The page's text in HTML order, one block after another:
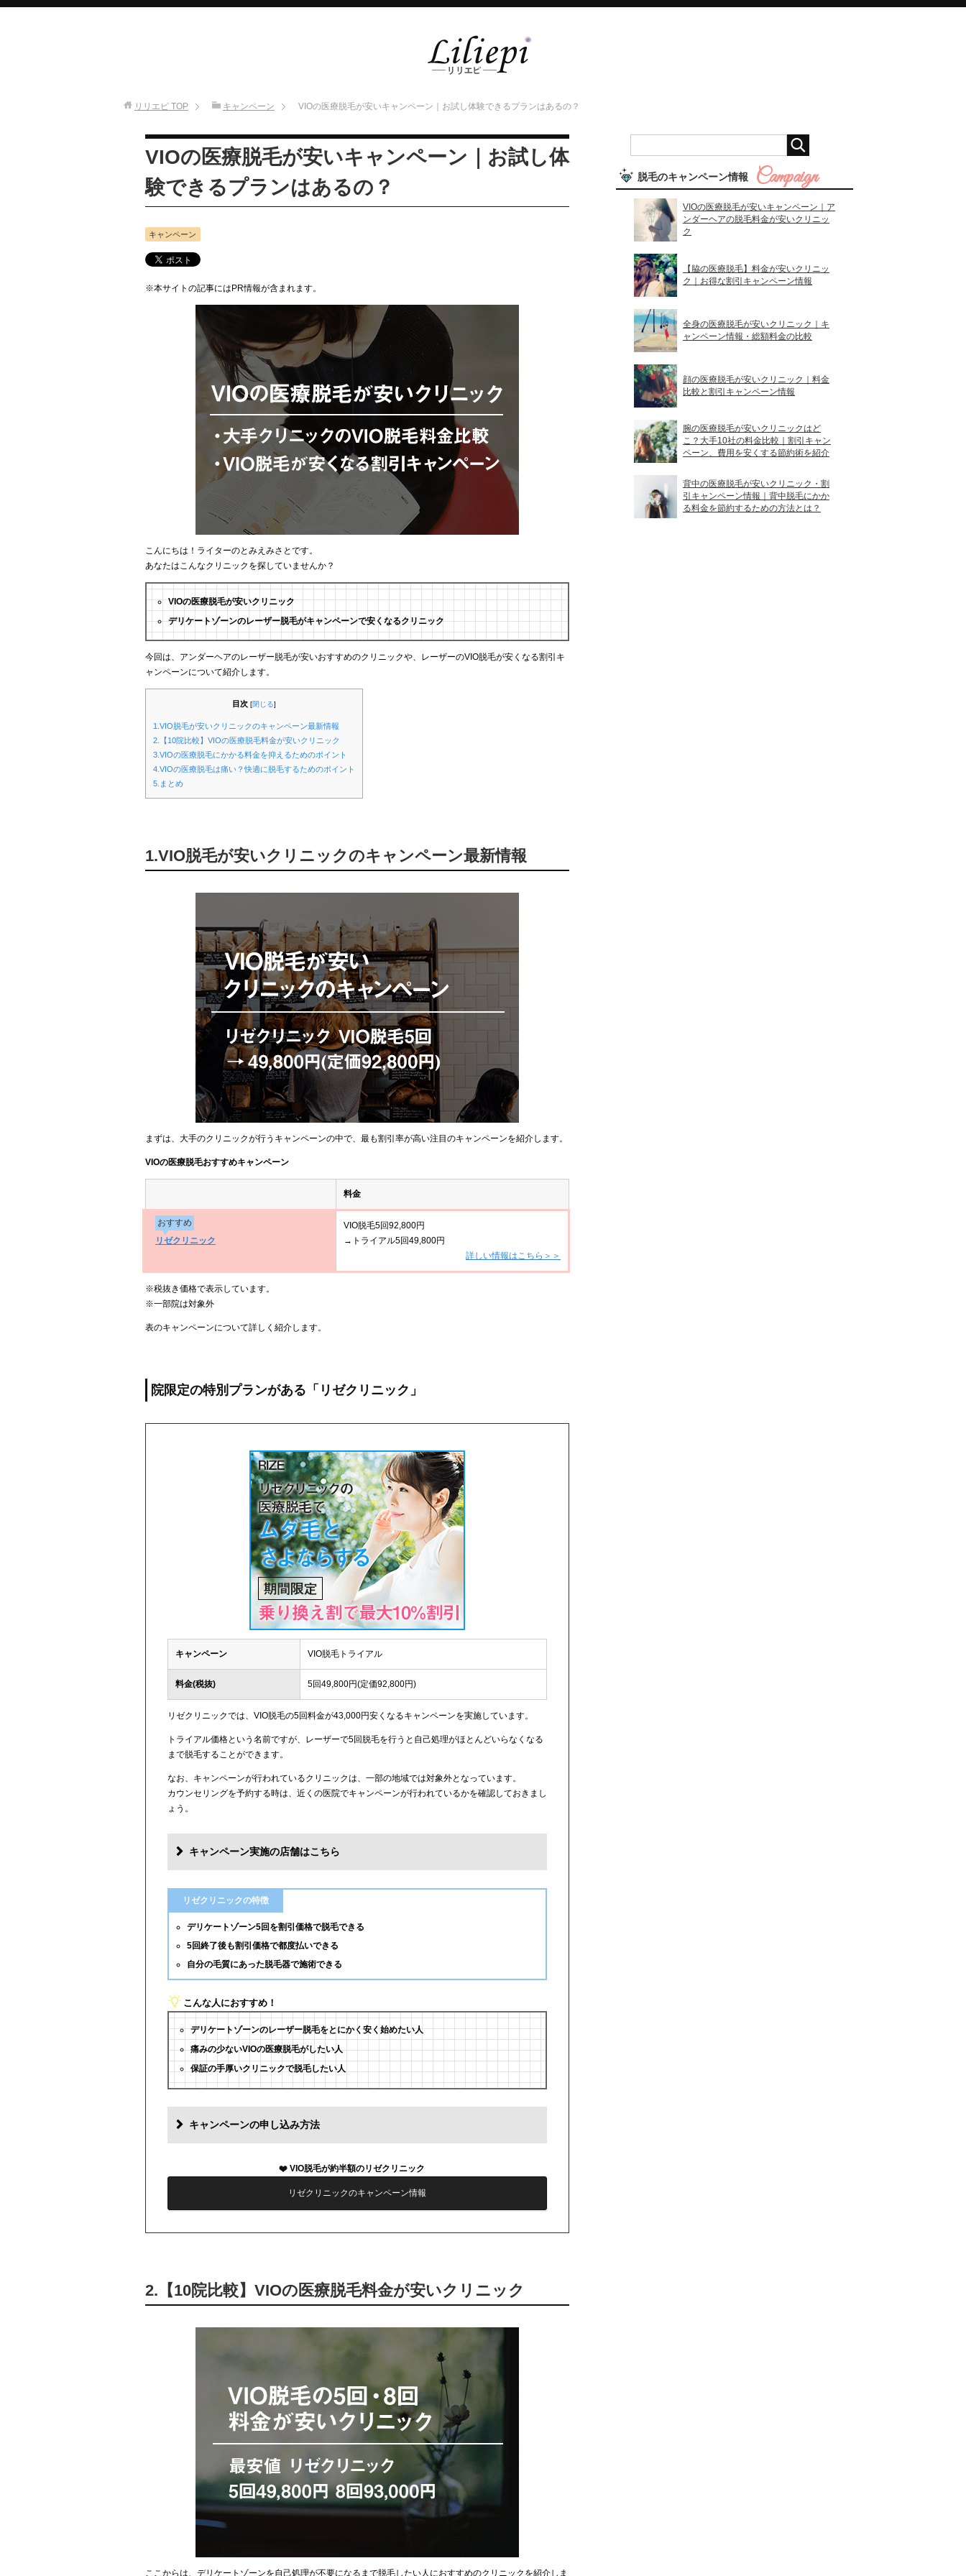
リリエピ TOP キャンペーン VIOの医療脱毛が安いキャンペーン｜お試し体験できるプランはあるの？
VIOの医療脱毛が安いキャンペーン｜お試し体
験できるプランはあるの？
キャンペーン
※本サイトの記事にはPR情報が含まれます。
こんにちは！ライターのとみえみさとです。
あなたはこんなクリニックを探していませんか？
VIOの医療脱毛が安いクリニック
デリケートゾーンのレーザー脱毛がキャンペーンで安くなるクリニック
今回は、アンダーヘアのレーザー脱毛が安いおすすめのクリニックや、レーザーのVIO脱毛が安くなる割引キ
ャンペーンについて紹介します。
目次 [閉じる]
1.VIO脱毛が安いクリニックのキャンペーン最新情報
2.【10院比較】VIOの医療脱毛料金が安いクリニック
3.VIOの医療脱毛にかかる料金を抑えるためのポイント
4.VIOの医療脱毛は痛い？快適に脱毛するためのポイント
5.まとめ
1.VIO脱毛が安いクリニックのキャンペーン最新情報
まずは、大手のクリニックが行うキャンペーンの中で、最も割引率が高い注目のキャンペーンを紹介します。
VIOの医療脱毛おすすめキャンペーン
料金
おすすめ
リゼクリニック
VIO脱毛5回92,800円
→トライアル5回49,800円
詳しい情報はこちら＞＞
※税抜き価格で表示しています。
※一部院は対象外
表のキャンペーンについて詳しく紹介します。
院限定の特別プランがある「リゼクリニック」
キャンペーン VIO脱毛トライアル
料金(税抜) 5回49,800円(定価92,800円)
リゼクリニックでは、VIO脱毛の5回料金が43,000円安くなるキャンペーンを実施しています。
トライアル価格という名前ですが、レーザーで5回脱毛を行うと自己処理がほとんどいらなくなる
まで脱毛することができます。
なお、キャンペーンが行われているクリニックは、一部の地域では対象外となっています。
カウンセリングを予約する時は、近くの医院でキャンペーンが行われているかを確認しておきまし
ょう。
キャンペーン実施の店舗はこちら
リゼクリニックの特徴
デリケートゾーン5回を割引価格で脱毛できる
5回終了後も割引価格で都度払いできる
自分の毛質にあった脱毛器で施術できる
こんな人におすすめ！
デリケートゾーンのレーザー脱毛をとにかく安く始めたい人
痛みの少ないVIOの医療脱毛がしたい人
保証の手厚いクリニックで脱毛したい人
キャンペーンの申し込み方法
VIO脱毛が約半額のリゼクリニック
リゼクリニックのキャンペーン情報
2.【10院比較】VIOの医療脱毛料金が安いクリニック
ここからは、デリケートゾーンを自己処理が不要になるまで脱毛したい人におすすめのクリニックを紹介しま
脱毛のキャンペーン情報
VIOの医療脱毛が安いキャンペーン｜ア
ンダーヘアの脱毛料金が安いクリニッ
ク
【脇の医療脱毛】料金が安いクリニッ
ク｜お得な割引キャンペーン情報
全身の医療脱毛が安いクリニック｜キ
ャンペーン情報・総額料金の比較
顔の医療脱毛が安いクリニック｜料金
比較と割引キャンペーン情報
腕の医療脱毛が安いクリニックはど
こ？大手10社の料金比較｜割引キャン
ペーン、費用を安くする節約術を紹介
背中の医療脱毛が安いクリニック・割
引キャンペーン情報｜背中脱毛にかか
る料金を節約するための方法とは？